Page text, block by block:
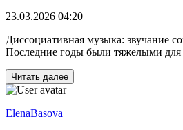
23.03.2026 04:20
Диссоциативная музыка: звучание
Последние годы были тяжелыми для
Читать далее
ElenaBasova